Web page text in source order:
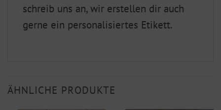
schreib uns an, wir erstellen dir auch
gerne ein personalisiertes Etikett.
ÄHNLICHE PRODUKTE